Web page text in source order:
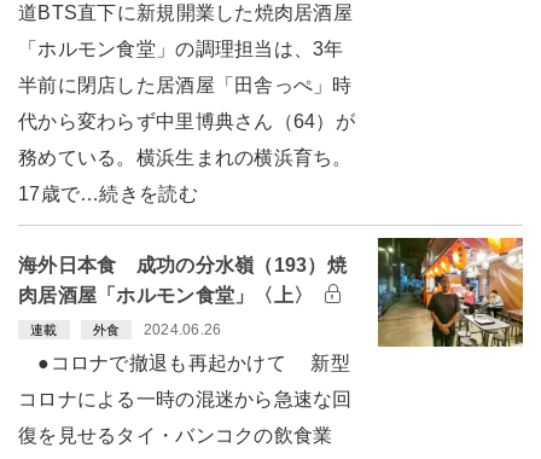
道BTS直下に新規開業した焼肉居酒屋
「ホルモン食堂」の調理担当は、3年
半前に閉店した居酒屋「田舎っぺ」時
代から変わらず中里博典さん（64）が
務めている。横浜生まれの横浜育ち。
17歳で…続きを読む
海外日本食 成功の分水嶺（193）焼
肉居酒屋「ホルモン食堂」〈上〉
連載 外食 2024.06.26
●コロナで撤退も再起かけて 新型
コロナによる一時の混迷から急速な回
復を見せるタイ・バンコクの飲食業